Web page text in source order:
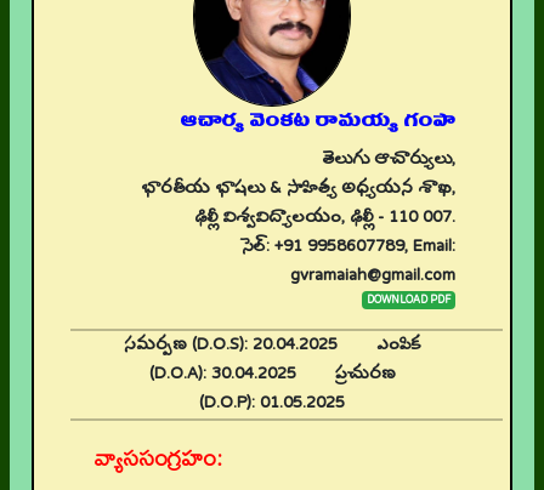
ఆచార్య వెంకట రామయ్య గంపా
తెలుగు ఆచార్యులు,
భారతీయ భాషలు & సాహిత్య అధ్యయన శాఖ,
ఢిల్లీ విశ్వవిద్యాలయం, ఢిల్లీ - 110 007.
సెల్: +91 9958607789, Email:
gvramaiah@gmail.com
DOWNLOAD PDF
సమర్పణ (D.O.S):20.04.2025 ఎంపిక
(D.O.A):30.04.2025 ప్రచురణ
(D.O.P):01.05.2025
వ్యాససంగ్రహం: